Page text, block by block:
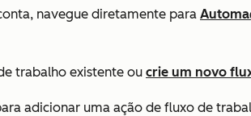
navegue diretamente para
trabalho existente ou crie um novo
adicionar uma ação de fluxo de